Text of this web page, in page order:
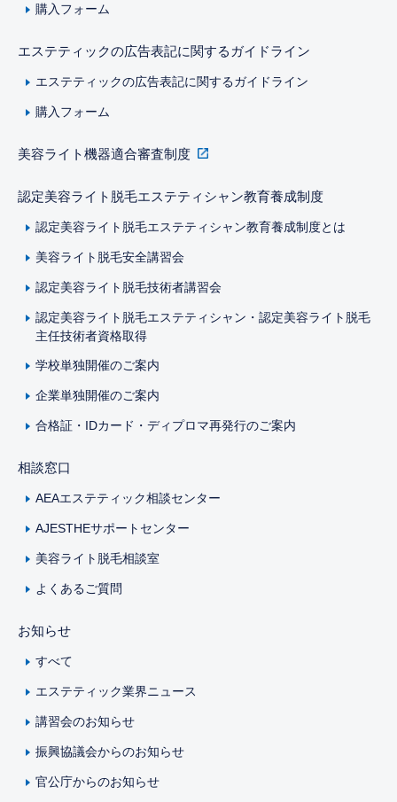
購入フォーム
エステティックの広告表記に関するガイドライン
エステティックの広告表記に関するガイドライン
購入フォーム
美容ライト機器適合審査制度
認定美容ライト脱毛エステティシャン教育養成制度
認定美容ライト脱毛エステティシャン教育養成制度とは
美容ライト脱毛安全講習会
認定美容ライト脱毛技術者講習会
認定美容ライト脱毛エステティシャン・認定美容ライト脱毛
主任技術者資格取得
学校単独開催のご案内
企業単独開催のご案内
合格証・IDカード・ディプロマ再発行のご案内
相談窓口
AEAエステティック相談センター
AJESTHEサポートセンター
美容ライト脱毛相談室
よくあるご質問
お知らせ
すべて
エステティック業界ニュース
講習会のお知らせ
振興協議会からのお知らせ
官公庁からのお知らせ